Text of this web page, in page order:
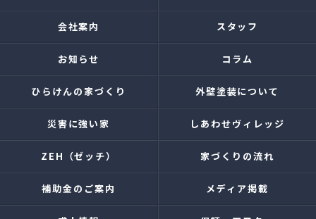
会社案内 スタッフ
お知らせ コラム
ひらけんの家づくり 外壁塗装について
災害に強い家 しあわせヴィレッジ
ZEH（ゼッチ） 家づくりの流れ
補助金のご案内 メディア掲載